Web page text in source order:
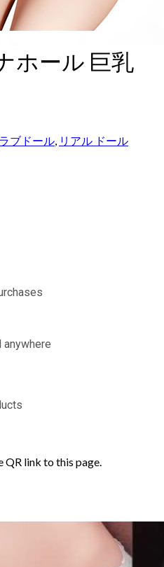
ホール 巨乳
ラブドール, リアル ドール
anywhere
QR link to this page.